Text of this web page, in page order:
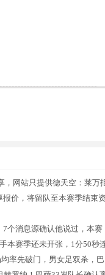
，网站只提供德天空：莱万
价，将留队至本赛季结束资
个消息源确认他说过，本赛
本赛季还未开张，1分50秒
率先破门，男女足双杀，巴